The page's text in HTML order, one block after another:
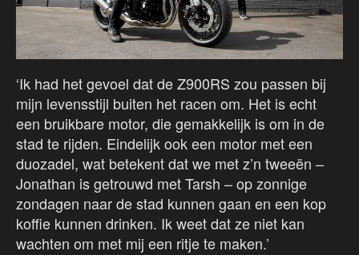
‘Ik had het gevoel dat de Z900RS zou passen bij
mijn levensstijl buiten het racen om. Het is echt
een bruikbare motor, die gemakkelijk is om in de
stad te rijden. Eindelijk ook een motor met een
duozadel, wat betekent dat we met z’n tweeën –
Jonathan is getrouwd met Tarsh – op zonnige
zondagen naar de stad kunnen gaan en een kop
koffie kunnen drinken. Ik weet dat ze niet kan
wachten om met mij een ritje te maken.’